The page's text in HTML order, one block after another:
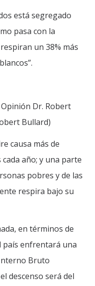
está segregado
pasa con la
un 38% más
Dr. Robert
Bullard)
causa más de
año; y una parte
pobres y de las
respira bajo su
en términos de
país enfrentará una
Bruto
descenso será del